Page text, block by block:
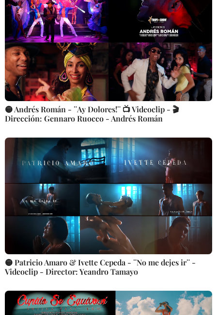
🟡 Andrés Román - ¨Ay Dolores!¨ 📺 Videoclip - 🎬
Dirección: Gennaro Ruocco - Andrés Román
🟡 Patricio Amaro & Ivette Cepeda - ¨No me dejes ir¨ -
Videoclip - Director: Yeandro Tamayo